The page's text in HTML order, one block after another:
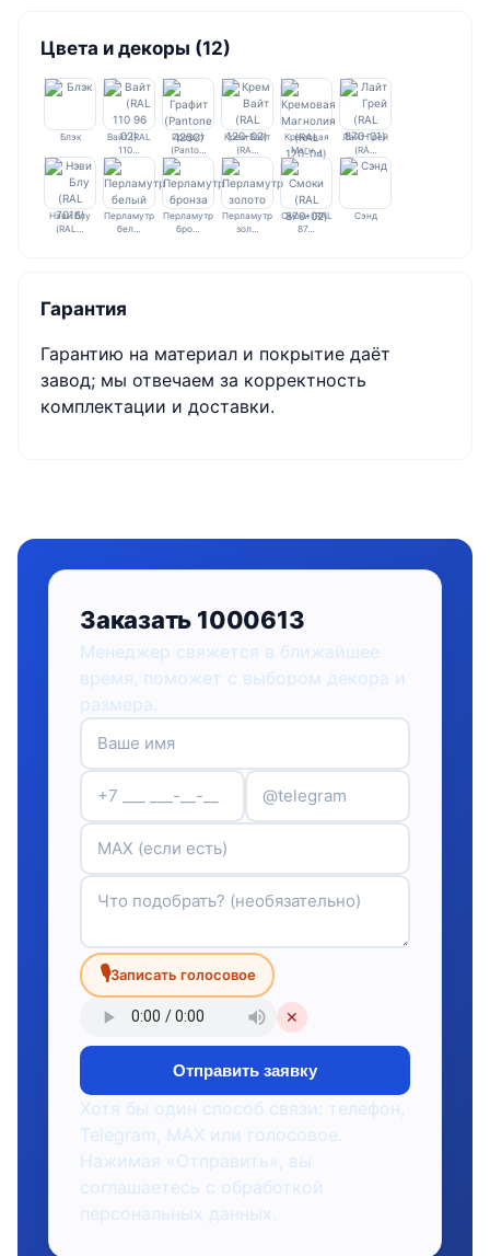
Цвета и декоры (12)
Блэк
Вайт (RAL
110…
Графит
(Panto…
Крем Вайт
(RA…
Кремовая
Магн…
Лайт Грей
(RA…
Нэви Блу
(RAL…
Перламутр
бел…
Перламутр
бро…
Перламутр
зол…
Смоки (RAL
87…
Сэнд
Гарантия
Гарантию на материал и покрытие даёт
завод; мы отвечаем за корректность
комплектации и доставки.
Заказать 1000613
Менеджер свяжется в ближайшее
время, поможет с выбором декора и
размера.
🎙Записать голосовое
✕
Отправить заявку
Хотя бы один способ связи: телефон,
Telegram, MAX или голосовое.
Нажимая «Отправить», вы
соглашаетесь с обработкой
персональных данных.